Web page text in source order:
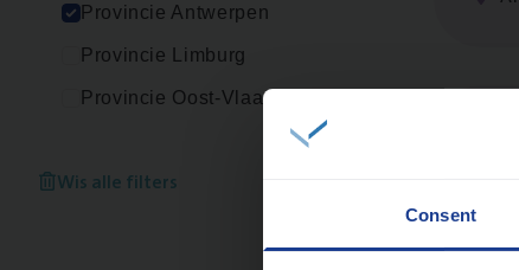
Consent
Provincie Antwerpen
Provincie Limburg
Provincie Oost-Vlaanderen
Wis alle filters